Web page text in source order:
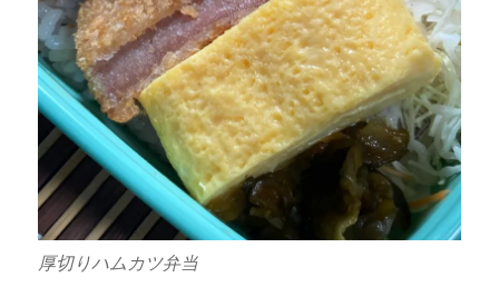
厚切りハムカツ弁当